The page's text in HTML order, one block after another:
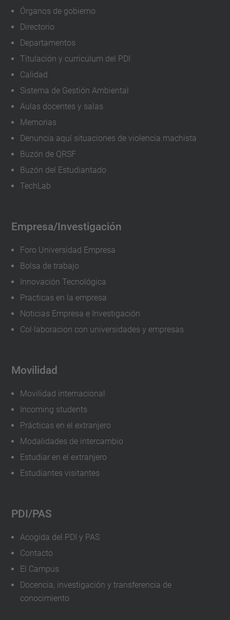
estudiantado
nuevo
2023-
09-
08T10:00:00+02:00
2023-
09-
08T14:00:00+02:00
Órganos de gobierno
Directorio
Departamentos
Titulación y currículum del PDI
Calidad
Sistema de Gestión Ambiental
Aulas docentes y salas
Memorias
Denuncia aquí situaciones de violencia machista
Buzón de QRSF
Buzón del Estudiantado
TechLab
Empresa/Investigación
Foro Universidad Empresa
Bolsa de trabajo
Innovación Tecnológica
Practicas en la empresa
Noticias Empresa e Investigación
Col·laboracion con universidades y empresas
Movilidad
Movilidad internacional
Incoming students
Prácticas en el extranjero
Modalidades de intercambio
Estudiar en el extranjero
Estudiantes visitantes
PDI/PAS
Acogida del PDI y PAS
Contacto
El Campus
Docencia, investigación y transferencia de
conocimiento